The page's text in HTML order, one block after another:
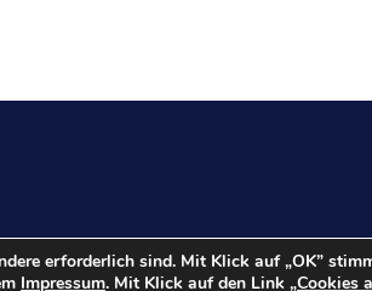
erforderlich sind. Mit Klick auf „OK”
Impressum. Mit Klick auf den Link „Cookies